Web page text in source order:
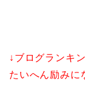
↓ブログランキ
たいへん励みに